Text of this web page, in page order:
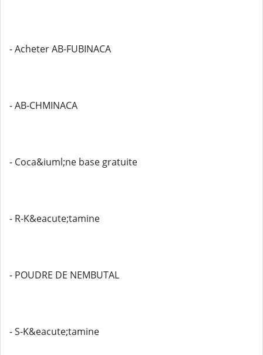
- Acheter AB-FUBINACA
- AB-CHMINACA
- Coca&iuml;ne base gratuite
- R-K&eacute;tamine
- POUDRE DE NEMBUTAL
- S-K&eacute;tamine